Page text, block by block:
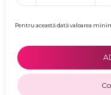
Pentru această dată valoarea